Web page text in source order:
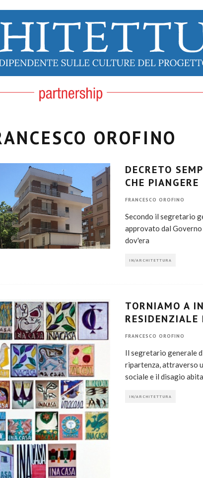
OROFINO
DECRETO
CHE PIANGERE
FRANCESCO OROFINO
Secondo il segretario
approvato dal Governo
dov'era
IN/ARCHITETTURA
TORNIAMO A
RESIDENZIALE
FRANCESCO OROFINO
Il segretario generale
ripartenza, attraverso
sociale e il disagio
IN/ARCHITETTURA